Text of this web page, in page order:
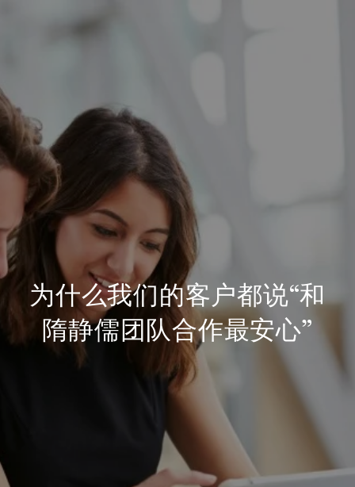
为什么我们的客户都说“和
隋静儒团队合作最安心”